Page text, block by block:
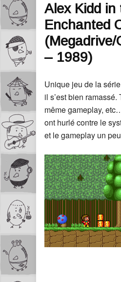
Alex Kidd in
Enchanted
(Megadrive/
– 1989)
Unique jeu de la
il s’est bien ramassé.
même gameplay,
ont hurlé contre le
et le gameplay un